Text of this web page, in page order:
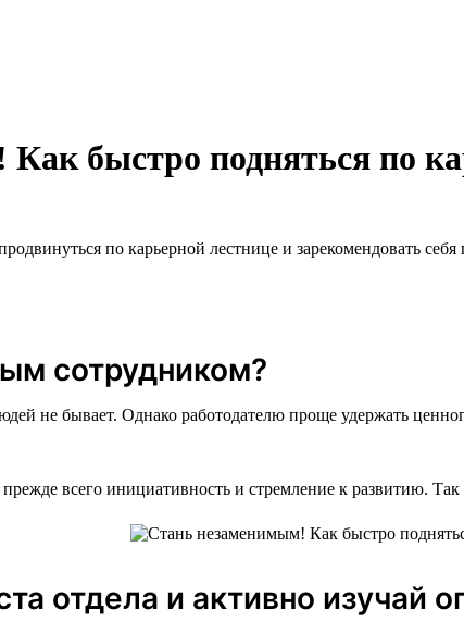
быстро подняться по
по карьерной лестнице и зарекомендовать
сотрудником?
не бывает. Однако работодателю проще удержать
всего инициативность и стремление к развитию. Так
отдела и активно изучай